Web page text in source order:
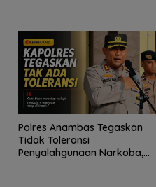
Polres Anambas Tegaskan
Tidak Toleransi
Penyalahgunaan Narkoba,